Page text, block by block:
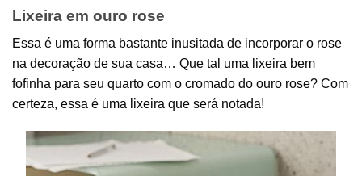
Lixeira em ouro rose
Essa é uma forma bastante inusitada de incorporar o rose
na decoração de sua casa… Que tal uma lixeira bem
fofinha para seu quarto com o cromado do ouro rose? Com
certeza, essa é uma lixeira que será notada!